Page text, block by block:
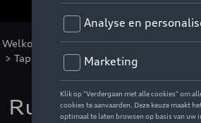
Welkom Catalogus Audi >Comfort
> Tapijten >Rubberen tapijten
Rubberen